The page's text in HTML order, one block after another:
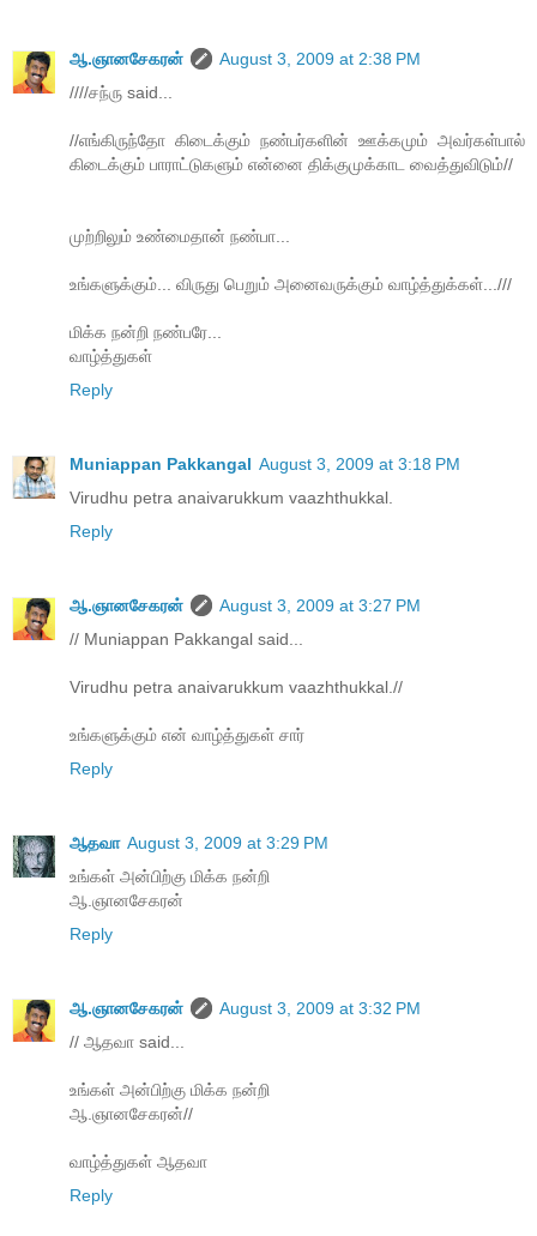
ஆ.ஞானசேகரன்
August 3, 2009 at 2:38 PM
////சந்ரு said...
//எங்கிருந்தோ கிடைக்கும் நண்பர்களின் ஊக்கமும் அவர்கள்பால்
கிடைக்கும் பாராட்டுகளும் என்னை திக்குமுக்காட வைத்துவிடும்//
முற்றிலும் உண்மைதான் நண்பா...
உங்களுக்கும்... விருது பெறும் அனைவருக்கும் வாழ்த்துக்கள்...///
மிக்க நன்றி நண்பரே...
வாழ்த்துகள்
Reply
Muniappan Pakkangal August 3, 2009 at 3:18 PM
Virudhu petra anaivarukkum vaazhthukkal.
Reply
ஆ.ஞானசேகரன்
August 3, 2009 at 3:27 PM
// Muniappan Pakkangal said...
Virudhu petra anaivarukkum vaazhthukkal.//
உங்களுக்கும் என் வாழ்த்துகள் சார்
Reply
ஆதவா August 3, 2009 at 3:29 PM
உங்கள் அன்பிற்கு மிக்க நன்றி
ஆ.ஞானசேகரன்
Reply
ஆ.ஞானசேகரன்
August 3, 2009 at 3:32 PM
// ஆதவா said...
உங்கள் அன்பிற்கு மிக்க நன்றி
ஆ.ஞானசேகரன்//
வாழ்த்துகள் ஆதவா
Reply